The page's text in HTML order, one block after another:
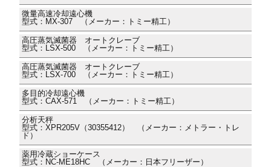
微量高速冷却遠心機
型式：MX-307 （メーカー：トミー精工）
高圧蒸気滅菌器 オートクレーブ
型式：LSX-500 （メーカー：トミー精工）
高圧蒸気滅菌器 オートクレーブ
型式：LSX-700 （メーカー：トミー精工）
多目的冷却遠心機
型式：CAX-571 （メーカー：トミー精工）
分析天秤
型式：XPR205V（30355412） （メーカー：メトラー・トレ
ド）
薬用冷蔵ショーケース
型式：NC-ME18HC （メーカー：日本フリーザー）